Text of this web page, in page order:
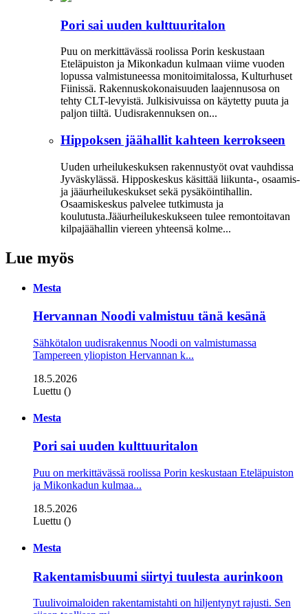
Pori sai uuden kulttuuritalon
Puu on merkittävässä roolissa Porin keskustaan
Eteläpuiston ja Mikonkadun kulmaan viime vuoden
lopussa valmistuneessa moni­toimitalossa, Kulturhuset
Fiinissä. Rakennuskokonaisuuden laajennusosa on
tehty CLT-levyistä. Julkisivuissa on käytetty puuta ja
paljon tiiltä. Uudisrakennuksen on...
Hippoksen jäähallit kahteen kerrokseen
Uuden urheilukeskuksen rakennustyöt ovat vauhdissa
Jyväskylässä. Hipposkeskus käsittää liikunta-, osaamis-
ja jääurheilukeskukset sekä pysäköintihallin.
Osaamiskeskus palvelee tutkimusta ja
koulutusta.Jääurheilukeskukseen tulee remontoitavan
kilpajäähallin viereen yhteensä kolme...
Lue myös
Mesta
Hervannan Noodi valmistuu tänä kesänä
Sähkötalon uudisrakennus Noodi on valmistumassa
Tampereen yliopiston Hervannan k...
18.5.2026
Luettu ()
Mesta
Pori sai uuden kulttuuritalon
Puu on merkittävässä roolissa Porin keskustaan Eteläpuiston
ja Mikonkadun kulmaa...
18.5.2026
Luettu ()
Mesta
Rakentamisbuumi siirtyi tuulesta aurinkoon
Tuulivoimaloiden rakentamistahti on hiljentynyt rajusti. Sen